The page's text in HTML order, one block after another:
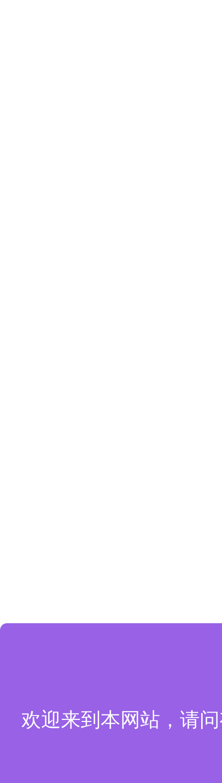
欢迎来到本网站，请